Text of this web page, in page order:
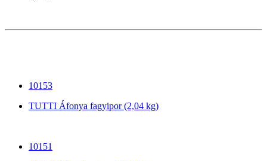
10153
TUTTI Áfonya fagyipor (2,04 kg)
10151